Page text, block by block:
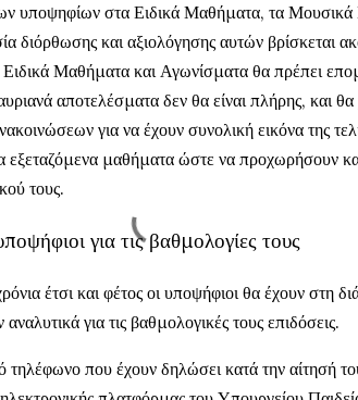
υποψηφίων στα Ειδικά Μαθήματα, τα
διόρθωσης και αξιολόγησης αυτών βρίσκεται
Μαθήματα και Αγωνίσματα θα πρέπει
αποτελέσματα δεν θα είναι πλήρης, και θα
για να έχουν συνολική εικόνα της
εξεταζόμενα μαθήματα ώστε να προχωρήσουν
τους.
για τις βαθμολογίες τους
έτσι και φέτος οι υποψήφιοι θα έχουν στη
για τις βαθμολογικές τους επιδόσεις.
που έχουν δηλώσει κατά την αίτησή